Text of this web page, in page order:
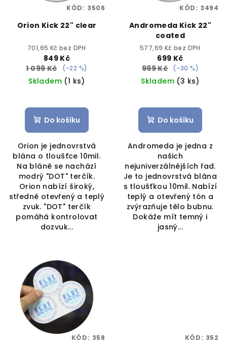
Orion Kick 22" clear
701,65 Kč bez DPH
849 Kč
1 099 Kč
(–22 %)
Skladem (1 ks)
Do košíku
Orion je jednovrstvá
blána o tloušťce 10mil.
Na bláně se nachází
modrý "DOT" terčík.
Orion nabízí široký,
středně otevřený a teplý
zvuk. "DOT" terčík
pomáhá kontrolovat
dozvuk...
KÓD: 3506
Andromeda Kick 22"
coated
577,69 Kč bez DPH
699 Kč
999 Kč
(–30 %)
Skladem (3 ks)
Do košíku
Andromeda je jedna z
našich
nejuniverzálnějších řad.
Je to jednovrstvá blána
s tloušťkou 10mil. Nabízí
teplý a otevřený tón a
zvýrazňuje tělo bubnu.
Dokáže mít temný i
jasný...
KÓD: 3494
KÓD: 358 KÓD: 352